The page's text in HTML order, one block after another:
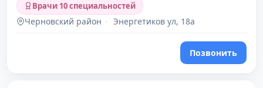
Врачи 10 специальностей
Черновский район · Энергетиков ул, 18а
Позвонить